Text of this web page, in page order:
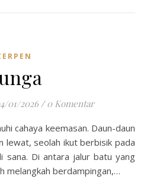
01/2026 / 0 Komentar
lewat, seolah ikut berbisik pada
sana. Di antara jalur batu yang
melangkah berdampingan,…